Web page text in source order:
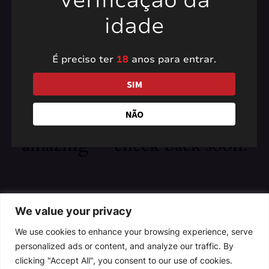
We value your privacy
We use cookies to enhance your browsing experience, serve
personalized ads or content, and analyze our traffic. By
clicking "Accept All", you consent to our use of cookies.
Pardon our dust! We're
working on something
amazing — check back soon!
idade
É preciso ter 18 anos para entrar.
SIM
NÃO